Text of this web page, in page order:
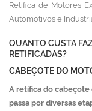
Retífica de Motores
Automotivos e
QUANTO CUSTA
RETIFICADAS?
CABEÇOTE DO
A retífica do
passa por diversas